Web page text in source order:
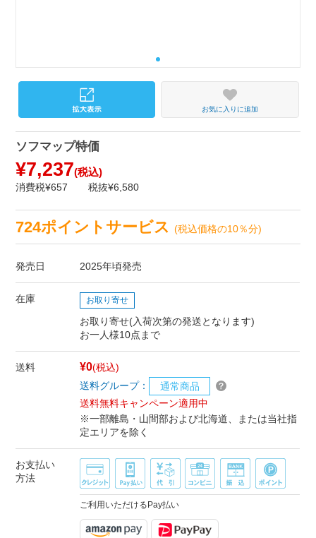
お気に入りに追加
ソフマップ特価
¥7,237(税込)
消費税¥657 税抜¥6,580
724ポイントサービス(税込価格の10％分)
発売日 2025年頃発売
在庫 お取り寄せ
お取り寄せ(入荷次第の発送となります)
お一人様10点まで
送料 ¥0(税込)
送料グループ：
通常商品
送料無料キャンペーン適用中
※一部離島・山間部および北海道、または当社指
定エリアを除く
お支払い
方法
ご利用いただけるPay払い